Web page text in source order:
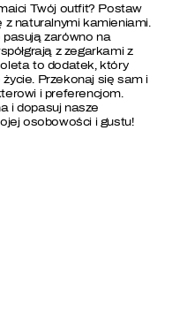
Twój outfit? Postaw
naturalnymi kamieniami.
pasują zarówno na
z zegarkami z
to dodatek, który
Przekonaj się sam i
i preferencjom.
i dopasuj nasze
osobowości i gustu!